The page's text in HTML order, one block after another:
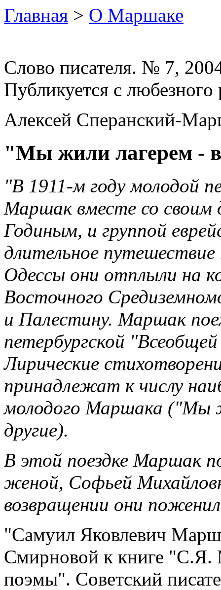
Главная > О Маршаке
Слово писателя. № 7,
Публикуется с любезного
Алексей Сперанский-
"Мы жили лагерем -
"В 1911-м годy молодой
Маршак вместе со своим
Годиным, и группой
длительное
Одессы они отплыли на
Восточного
и Палестину. Маршак
петербургской
Лирические
принадлежат к числу
молодого Маршака ("Мы
другие).
В этой поездке Маршак
женой, Софьей
возвращении они
"Самуил Яковлевич
Смирновой к книге "С.Я.
поэмы". Советский